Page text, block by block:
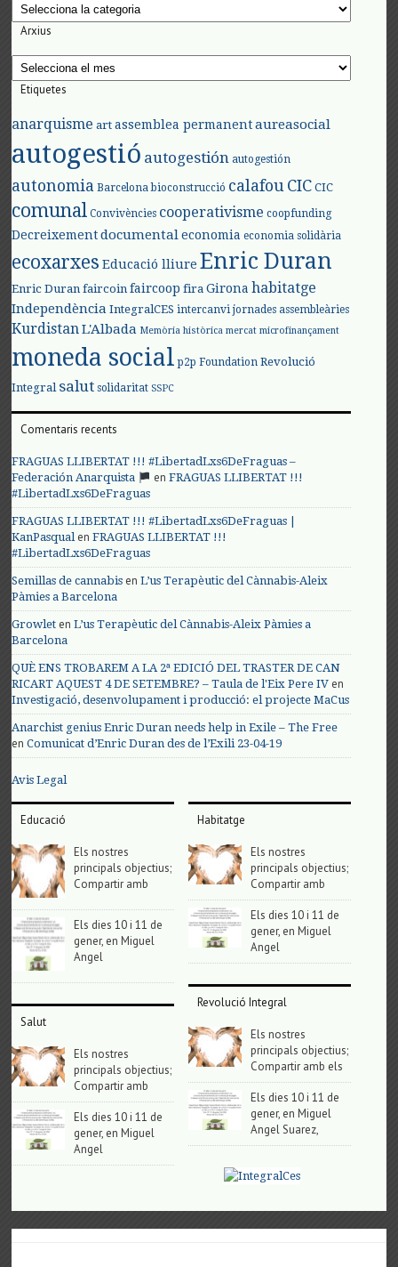
Categories
Arxius
Arxius
Etiquetes
anarquisme art assemblea permanent aureasocial
autogestió autogestión autogestión
autonomia Barcelona bioconstrucció calafouCIC CIC
comunal Convivències cooperativisme coopfunding
Decreixement documental economia economia solidària
ecoxarxes Educació lliure Enric Duran
Enric Duran faircoin faircoop fira Girona habitatge
Independència IntegralCES intercanvi jornades assembleàries
KurdistanL'Albada Memòria històrica mercat microfinançament
moneda social p2p Foundation Revolució
Integral salut solidaritat SSPC
Comentaris recents
FRAGUAS LLIBERTAT !!! #LibertadLxs6DeFraguas –
Federación Anarquista
enFRAGUAS LLIBERTAT !!!
#LibertadLxs6DeFraguas
FRAGUAS LLIBERTAT !!! #LibertadLxs6DeFraguas |
KanPasqualenFRAGUAS LLIBERTAT !!!
#LibertadLxs6DeFraguas
Semillas de cannabis enL’us Terapèutic del Cànnabis-Aleix
Pàmies a Barcelona
Growlet enL’us Terapèutic del Cànnabis-Aleix Pàmies a
Barcelona
QUÈ ENS TROBAREM A LA 2ª EDICIÓ DEL TRASTER DE CAN
RICART AQUEST 4 DE SETEMBRE? – Taula de l'Eix Pere IV en
Investigació, desenvolupament i producció: el projecte MaCus
Anarchist genius Enric Duran needs help in Exile – The Free
enComunicat d’Enric Duran des de l’Exili 23-04-19
Avis Legal
Educació
Els nostres
principals objectius;
Compartir amb
Els dies 10 i 11 de
gener, en Miguel
Angel
Salut
Els nostres
principals objectius;
Compartir amb
Els dies 10 i 11 de
gener, en Miguel
Angel
Habitatge
Els nostres
principals objectius;
Compartir amb
Els dies 10 i 11 de
gener, en Miguel
Angel
Revolució Integral
Els nostres
principals objectius;
Compartir amb els
Els dies 10 i 11 de
gener, en Miguel
Angel Suarez,